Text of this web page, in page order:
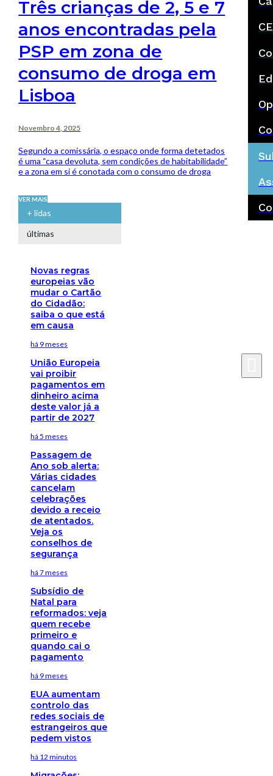
Três crianças de 2, 5 e 7
anos encontradas pela
PSP em zona de
consumo de droga em
Lisboa
Novembro 4, 2025
Segundo a comissária, o espaço onde forma detetados
é uma “casa devoluta, sem condições de habitabilidade”
e a zona em si é conotada com o consumo de droga
VER MAIS
+ lidas
últimas
Novas regras
europeias vão
mudar o Cartão
do Cidadão:
saiba o que está
em causa
há 9 meses
União Europeia
vai proibir
pagamentos em
dinheiro acima
deste valor já a
partir de 2027
há 5 meses
Passagem de
Ano sob alerta:
Várias cidades
cancelam
celebrações
devido a receio
de atentados.
Veja os
conselhos de
segurança
há 7 meses
Subsídio de
Natal para
reformados: veja
quem recebe
primeiro e
quando cai o
pagamento
há 9 meses
EUA aumentam
controlo das
redes sociais de
estrangeiros que
pedem vistos
há 12 minutos